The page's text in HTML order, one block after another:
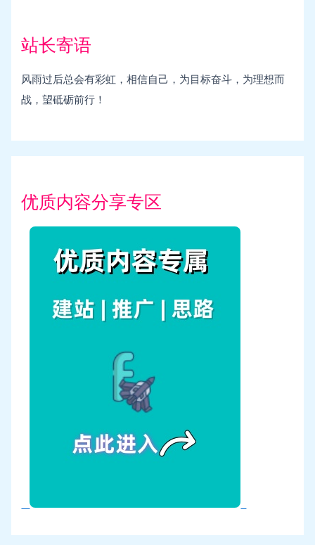
站长寄语
风雨过后总会有彩虹，相信自己，为目标奋斗，为理想而
战，望砥砺前行！
优质内容分享专区